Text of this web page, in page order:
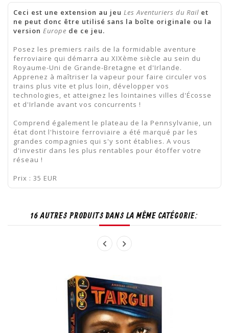
Ceci est une extension au jeu Les Aventuriers du Rail et
ne peut donc être utilisé sans la boîte originale ou la
version Europe de ce jeu.
Posez les premiers rails de la formidable aventure
ferroviaire qui démarra au XIXème siècle au sein du
Royaume-Uni de Grande-Bretagne et d'Irlande.
Apprenez à maîtriser la vapeur pour faire circuler vos
trains plus vite et plus loin, développer vos
technologies, et atteignez les lointaines villes d'Écosse
et d'Irlande avant vos concurrents !
Comprend également le plateau de la Pennsylvanie, un
état dont l'histoire ferroviaire a été marqué par les
grandes compagnies qui s'y sont établies. A vous
d'investir dans les plus rentables pour étoffer votre
réseau !
Prix : 35 EUR
16 AUTRES PRODUITS DANS LA MÊME CATÉGORIE: